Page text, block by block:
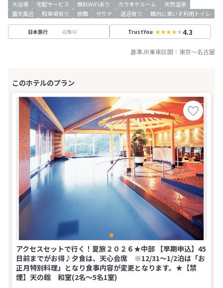
大浴場 宅配サービス 無料WiFiあり カラオケルーム
天然温泉
露天風呂
駐車場有り 旅館 サウナ 送迎有り 館内に車いす利用トイレ
日本旅行 収集中 TrustYou 4.3
基準JR乗車区間： 東京～名古屋
アクセスセットで行く！夏旅２０２６★中部 【早期申込】45
日前までがお得♪夕食は、天心会席 ※12/31～1/2泊は「お
正月特別料理」となり食事内容が変更となります。★【禁
煙】天の館 和室(2名～5名1室)